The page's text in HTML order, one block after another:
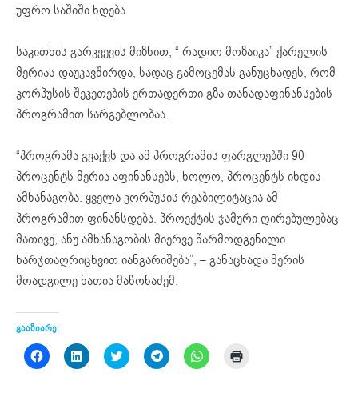
უფრო საშიში ხდება.
საკითხის გარკვევის მიზნით, “ რადიო მოზაიკა” ქარელის
მერიას დაუკავშირდა, სადაც გამოცემას განუცხადეს, რომ
კორპუსის შეკეთების ერთადერთი გზა თანადაფინანსების
პროგრამით სარგებლობაა.
“პროგრამა გვაქვს და ამ პროგრამის ფარგლებში 90
პროცენტს მერია აფინანსებს, ხოლო, პროცენტს იხდის
ამხანაგობა. ყველა კორპუსის რეაბილიტაცია ამ
პროგრამით ფინანსდება. პროექტის ჯამური ღირებულებაც
მათივე, ანუ ამხანაგობის მიერვე წარმოდგენილი
ხარჯთაღრიცხვით იანგარიშება”, – განაცხადა მერის
მოადგილე ნათია მაწონაძემ.
გააზიარე:
Click
to
Click
to
Click
to
Click
to
Click
to